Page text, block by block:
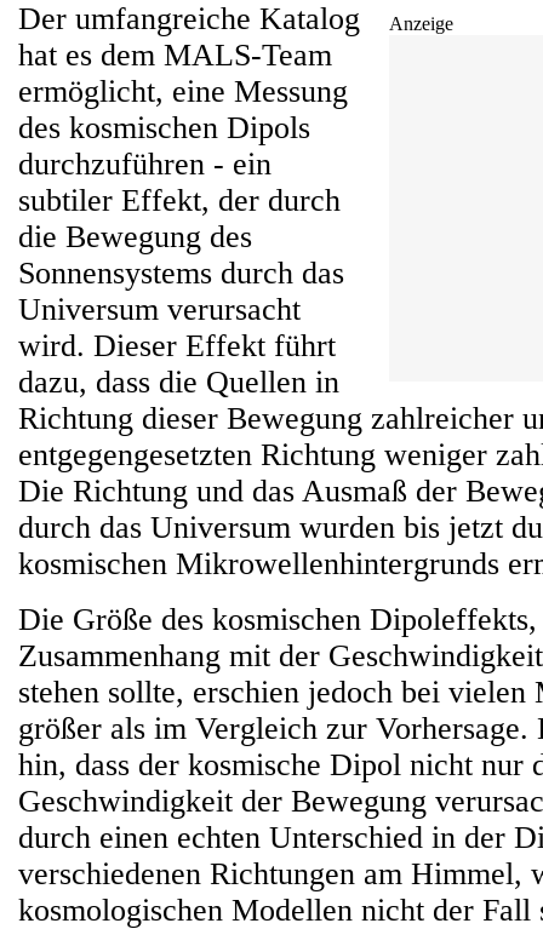
Anzeige
Der umfangreiche Katalog
hat es dem MALS-Team
ermöglicht, eine Messung
des kosmischen Dipols
durchzuführen - ein
subtiler Effekt, der durch
die Bewegung des
Sonnensystems durch das
Universum verursacht
wird. Dieser Effekt führt
dazu, dass die Quellen in
Richtung dieser Bewegung zahlreicher
entgegengesetzten Richtung weniger
Die Richtung und das Ausmaß der
durch das Universum wurden bis jetzt
kosmischen Mikrowellenhintergrunds
Die Größe des kosmischen
Zusammenhang mit der
stehen sollte, erschien jedoch bei vielen
größer als im Vergleich zur Vorhersage.
hin, dass der kosmische Dipol nicht nur
Geschwindigkeit der Bewegung
durch einen echten Unterschied in der
verschiedenen Richtungen am Himmel,
kosmologischen Modellen nicht der Fall